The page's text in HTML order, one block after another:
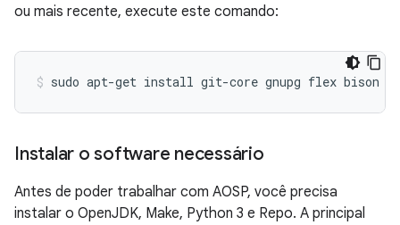
ou mais recente, execute este comando:
sudo apt-get install git-core gnupg flex bison
Instalar o software necessário
Antes de poder trabalhar com AOSP, você precisa
instalar o OpenJDK, Make, Python 3 e Repo. A principal